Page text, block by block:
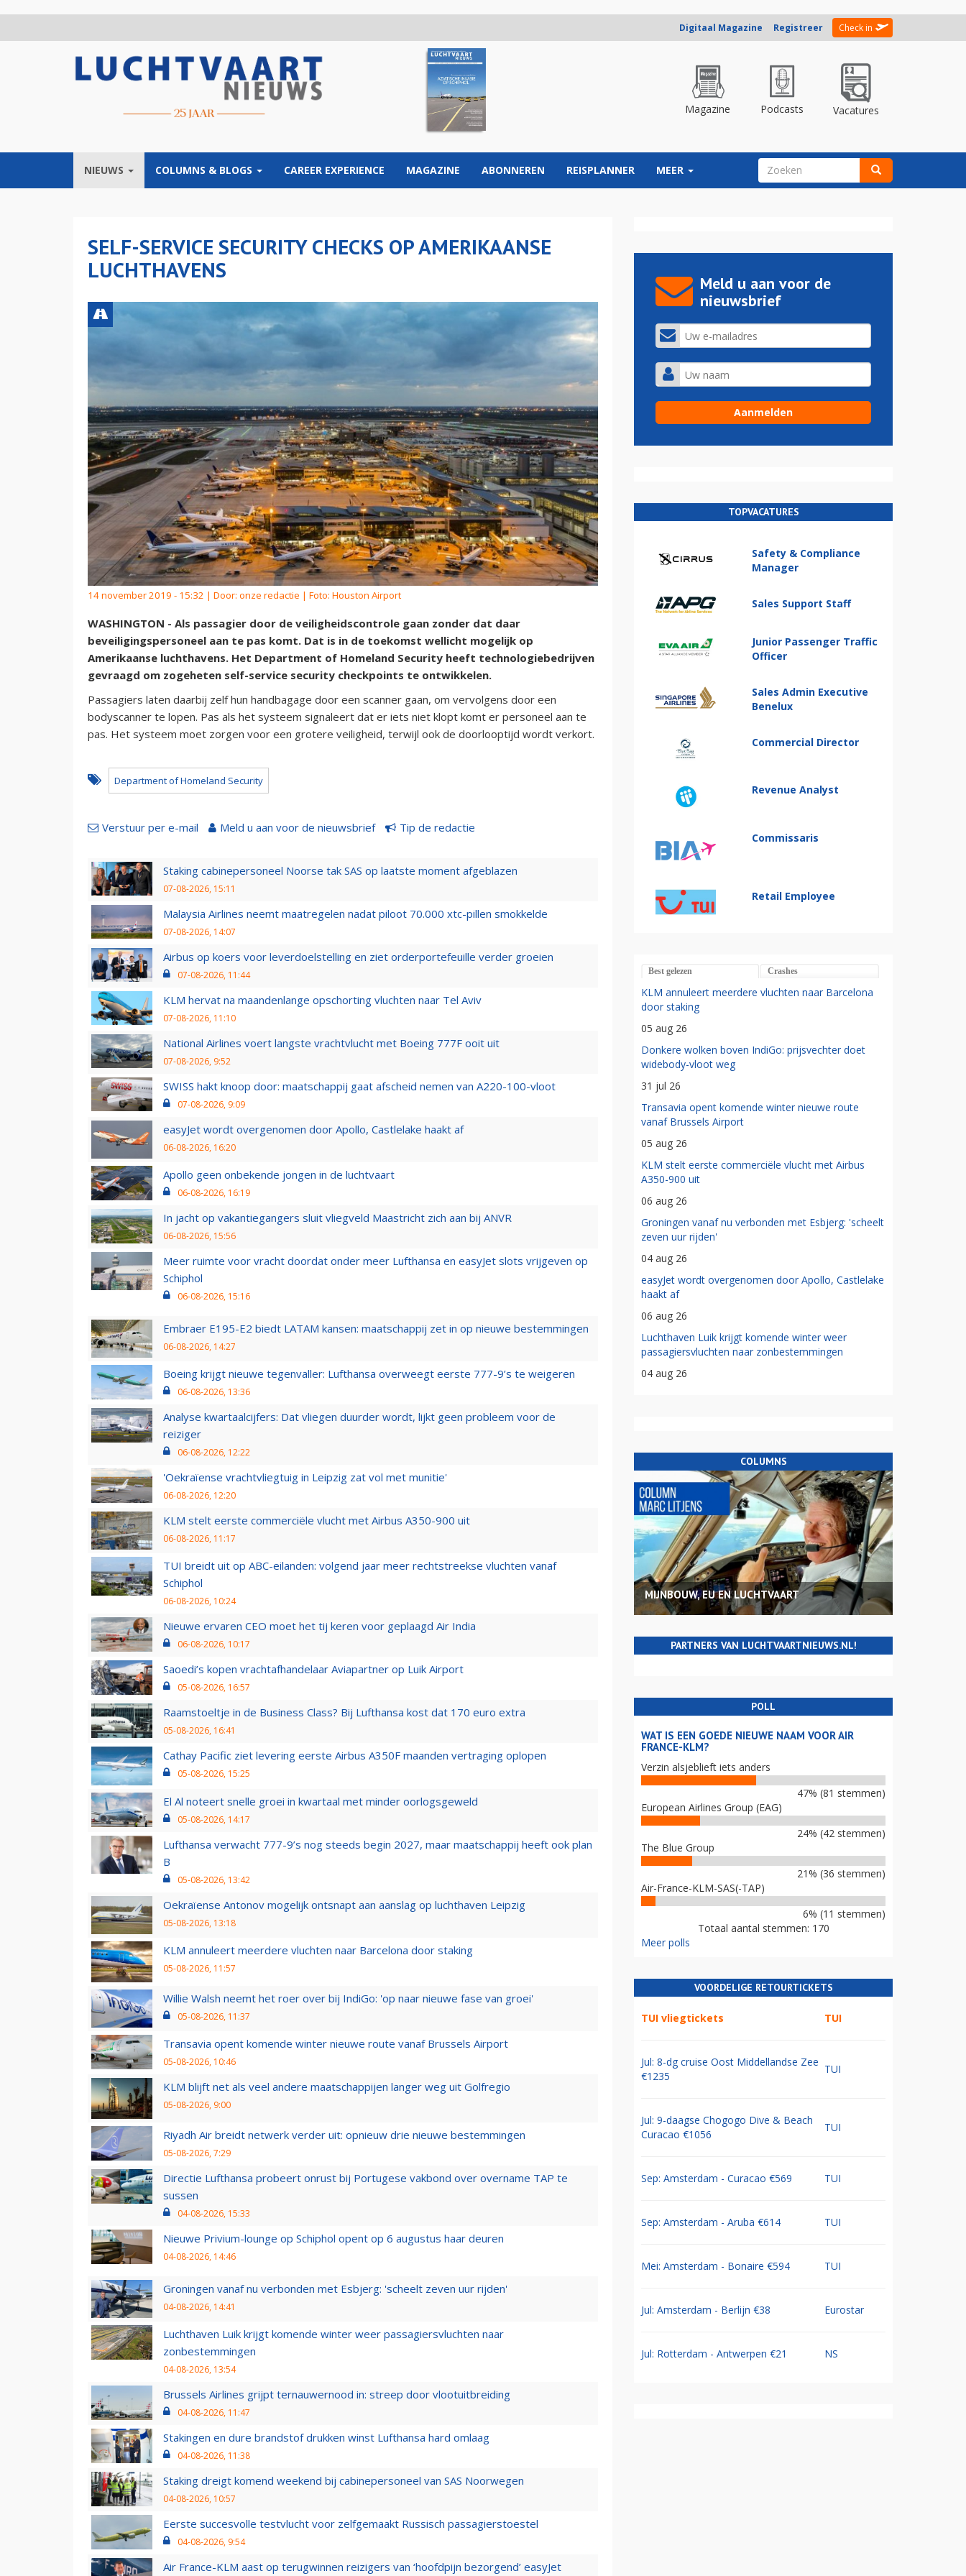
Digitaal Magazine Registreer Check in
Magazine Podcasts Vacatures
NIEUWS COLUMNS & BLOGS CAREER EXPERIENCE MAGAZINE ABONNEREN REISPLANNER MEER ZOEKVELD
SELF-SERVICE SECURITY CHECKS OP AMERIKAANSE
LUCHTHAVENS
14 november 2019 - 15:32 | Door: onze redactie | Foto: Houston Airport
WASHINGTON - Als passagier door de veiligheidscontrole gaan zonder dat daar
beveiligingspersoneel aan te pas komt. Dat is in de toekomst wellicht mogelijk op
Amerikaanse luchthavens. Het Department of Homeland Security heeft technologiebedrijven
gevraagd om zogeheten self-service security checkpoints te ontwikkelen.
Passagiers laten daarbij zelf hun handbagage door een scanner gaan, om vervolgens door een
bodyscanner te lopen. Pas als het systeem signaleert dat er iets niet klopt komt er personeel aan te
pas. Het systeem moet zorgen voor een grotere veiligheid, terwijl ook de doorlooptijd wordt verkort.
Department of Homeland Security
Verstuur per e-mail Meld u aan voor de nieuwsbrief Tip de redactie
Staking cabinepersoneel Noorse tak SAS op laatste moment afgeblazen
07-08-2026, 15:11
Malaysia Airlines neemt maatregelen nadat piloot 70.000 xtc-pillen smokkelde
07-08-2026, 14:07
Airbus op koers voor leverdoelstelling en ziet orderportefeuille verder groeien
07-08-2026, 11:44
KLM hervat na maandenlange opschorting vluchten naar Tel Aviv
07-08-2026, 11:10
National Airlines voert langste vrachtvlucht met Boeing 777F ooit uit
07-08-2026, 9:52
SWISS hakt knoop door: maatschappij gaat afscheid nemen van A220-100-vloot
07-08-2026, 9:09
easyJet wordt overgenomen door Apollo, Castlelake haakt af
06-08-2026, 16:20
Apollo geen onbekende jongen in de luchtvaart
06-08-2026, 16:19
In jacht op vakantiegangers sluit vliegveld Maastricht zich aan bij ANVR
06-08-2026, 15:56
Meer ruimte voor vracht doordat onder meer Lufthansa en easyJet slots vrijgeven op
Schiphol
06-08-2026, 15:16
Embraer E195-E2 biedt LATAM kansen: maatschappij zet in op nieuwe bestemmingen
06-08-2026, 14:27
Boeing krijgt nieuwe tegenvaller: Lufthansa overweegt eerste 777-9’s te weigeren
06-08-2026, 13:36
Analyse kwartaalcijfers: Dat vliegen duurder wordt, lijkt geen probleem voor de
reiziger
06-08-2026, 12:22
'Oekraïense vrachtvliegtuig in Leipzig zat vol met munitie'
06-08-2026, 12:20
KLM stelt eerste commerciële vlucht met Airbus A350-900 uit
06-08-2026, 11:17
TUI breidt uit op ABC-eilanden: volgend jaar meer rechtstreekse vluchten vanaf
Schiphol
06-08-2026, 10:24
Nieuwe ervaren CEO moet het tij keren voor geplaagd Air India
06-08-2026, 10:17
Saoedi’s kopen vrachtafhandelaar Aviapartner op Luik Airport
05-08-2026, 16:57
Raamstoeltje in de Business Class? Bij Lufthansa kost dat 170 euro extra
05-08-2026, 16:41
Cathay Pacific ziet levering eerste Airbus A350F maanden vertraging oplopen
05-08-2026, 15:25
El Al noteert snelle groei in kwartaal met minder oorlogsgeweld
05-08-2026, 14:17
Lufthansa verwacht 777-9’s nog steeds begin 2027, maar maatschappij heeft ook plan
B
05-08-2026, 13:42
Oekraïense Antonov mogelijk ontsnapt aan aanslag op luchthaven Leipzig
05-08-2026, 13:18
KLM annuleert meerdere vluchten naar Barcelona door staking
05-08-2026, 11:57
Willie Walsh neemt het roer over bij IndiGo: 'op naar nieuwe fase van groei'
05-08-2026, 11:37
Transavia opent komende winter nieuwe route vanaf Brussels Airport
05-08-2026, 10:46
KLM blijft net als veel andere maatschappijen langer weg uit Golfregio
05-08-2026, 9:00
Riyadh Air breidt netwerk verder uit: opnieuw drie nieuwe bestemmingen
05-08-2026, 7:29
Directie Lufthansa probeert onrust bij Portugese vakbond over overname TAP te
sussen
04-08-2026, 15:33
Nieuwe Privium-lounge op Schiphol opent op 6 augustus haar deuren
04-08-2026, 14:46
Groningen vanaf nu verbonden met Esbjerg: 'scheelt zeven uur rijden'
04-08-2026, 14:41
Luchthaven Luik krijgt komende winter weer passagiersvluchten naar
zonbestemmingen
04-08-2026, 13:54
Brussels Airlines grijpt ternauwernood in: streep door vlootuitbreiding
04-08-2026, 11:47
Stakingen en dure brandstof drukken winst Lufthansa hard omlaag
04-08-2026, 11:38
Staking dreigt komend weekend bij cabinepersoneel van SAS Noorwegen
04-08-2026, 10:57
Eerste succesvolle testvlucht voor zelfgemaakt Russisch passagierstoestel
04-08-2026, 9:54
Air France-KLM aast op terugwinnen reizigers van ‘hoofdpijn bezorgend’ easyJet
Meld u aan voor de
nieuwsbrief
TOPVACATURES
Safety & Compliance
Manager
Sales Support Staff
Junior Passenger Traffic
Officer
Sales Admin Executive
Benelux
Commercial Director
Revenue Analyst
Commissaris
Retail Employee
Best gelezen Crashes
KLM annuleert meerdere vluchten naar Barcelona
door staking
05 aug 26
Donkere wolken boven IndiGo: prijsvechter doet
widebody-vloot weg
31 jul 26
Transavia opent komende winter nieuwe route
vanaf Brussels Airport
05 aug 26
KLM stelt eerste commerciële vlucht met Airbus
A350-900 uit
06 aug 26
Groningen vanaf nu verbonden met Esbjerg: 'scheelt
zeven uur rijden'
04 aug 26
easyJet wordt overgenomen door Apollo, Castlelake
haakt af
06 aug 26
Luchthaven Luik krijgt komende winter weer
passagiersvluchten naar zonbestemmingen
04 aug 26
COLUMNS
MIJNBOUW, EU EN LUCHTVAART
PARTNERS VAN LUCHTVAARTNIEUWS.NL!
POLL
WAT IS EEN GOEDE NIEUWE NAAM VOOR AIR
FRANCE-KLM?
Verzin alsjeblieft iets anders
47% (81 stemmen)
European Airlines Group (EAG)
24% (42 stemmen)
The Blue Group
21% (36 stemmen)
Air-France-KLM-SAS(-TAP)
6% (11 stemmen)
Totaal aantal stemmen: 170
Meer polls
VOORDELIGE RETOURTICKETS
TUI vliegtickets TUI
Jul: 8-dg cruise Oost Middellandse Zee
€1235
TUI
Jul: 9-daagse Chogogo Dive & Beach
Curacao €1056
TUI
Sep: Amsterdam - Curacao €569 TUI
Sep: Amsterdam - Aruba €614 TUI
Mei: Amsterdam - Bonaire €594 TUI
Jul: Amsterdam - Berlijn €38 Eurostar
Jul: Rotterdam - Antwerpen €21 NS